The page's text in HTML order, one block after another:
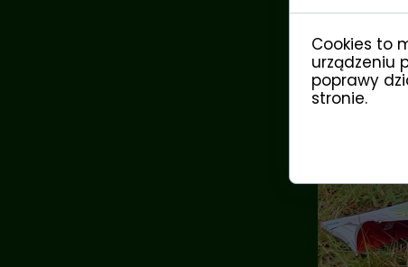
Cookies to
urządzeniu
poprawy
stronie.